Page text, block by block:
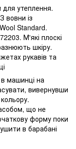
для утеплення.
вовни із
Standard.
М'які плоскі
шкіру.
рукавів та
машинці на
вивернувши
що не
форму поки
в барабані